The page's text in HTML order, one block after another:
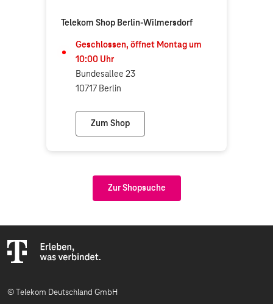
Telekom Shop Berlin-Wilmersdorf
Geschlossen, öffnet Montag um
10:00 Uhr
Bundesallee 23
10717 Berlin
Zum Shop
Telekom Shop Berlin-Wilmersdorf
Zur Shopsuche
© Telekom Deutschland GmbH